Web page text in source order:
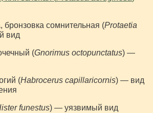
бронзовка сомнительная (Protaetia
вид
(Gnorimus octopunctatus) —
(Habrocerus capillaricornis) — вид
funestus) — уязвимый вид